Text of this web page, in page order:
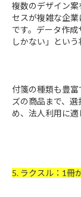
複数のデザイン
セスが複雑な企
です。データ作
しかない」とい
付箋の種類も豊
ズの商品まで、
め、法人利用に適
5. ラクスル：1冊